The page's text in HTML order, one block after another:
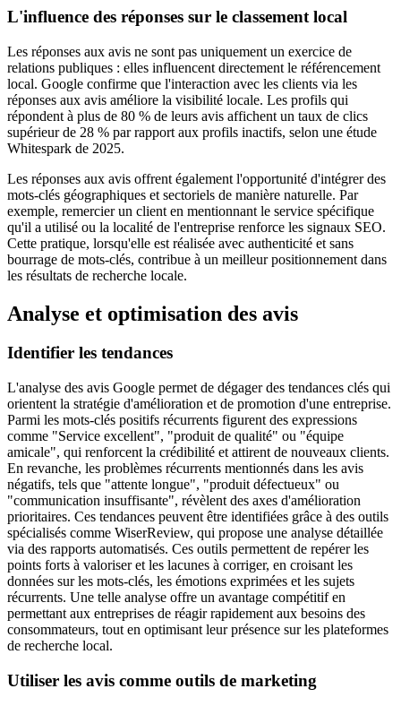
L'influence des réponses sur le classement local
Les réponses aux avis ne sont pas uniquement un exercice de
relations publiques : elles influencent directement le référencement
local. Google confirme que l'interaction avec les clients via les
réponses aux avis améliore la visibilité locale. Les profils qui
répondent à plus de 80 % de leurs avis affichent un taux de clics
supérieur de 28 % par rapport aux profils inactifs, selon une étude
Whitespark de 2025.
Les réponses aux avis offrent également l'opportunité d'intégrer des
mots-clés géographiques et sectoriels de manière naturelle. Par
exemple, remercier un client en mentionnant le service spécifique
qu'il a utilisé ou la localité de l'entreprise renforce les signaux SEO.
Cette pratique, lorsqu'elle est réalisée avec authenticité et sans
bourrage de mots-clés, contribue à un meilleur positionnement dans
les résultats de recherche locale.
Analyse et optimisation des avis
Identifier les tendances
L'analyse des avis Google permet de dégager des tendances clés qui
orientent la stratégie d'amélioration et de promotion d'une entreprise.
Parmi les mots-clés positifs récurrents figurent des expressions
comme "Service excellent", "produit de qualité" ou "équipe
amicale", qui renforcent la crédibilité et attirent de nouveaux clients.
En revanche, les problèmes récurrents mentionnés dans les avis
négatifs, tels que "attente longue", "produit défectueux" ou
"communication insuffisante", révèlent des axes d'amélioration
prioritaires. Ces tendances peuvent être identifiées grâce à des outils
spécialisés comme WiserReview, qui propose une analyse détaillée
via des rapports automatisés. Ces outils permettent de repérer les
points forts à valoriser et les lacunes à corriger, en croisant les
données sur les mots-clés, les émotions exprimées et les sujets
récurrents. Une telle analyse offre un avantage compétitif en
permettant aux entreprises de réagir rapidement aux besoins des
consommateurs, tout en optimisant leur présence sur les plateformes
de recherche local.
Utiliser les avis comme outils de marketing